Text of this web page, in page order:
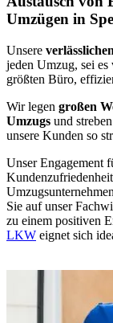
Umzügen in
Unsere
jeden Umzug, sei
größten Büro,
Wir legen großen
Umzugs und
unsere Kunden so
Unser Engagement
Sie auf unser
zu einem positiven
LKW eignet sich